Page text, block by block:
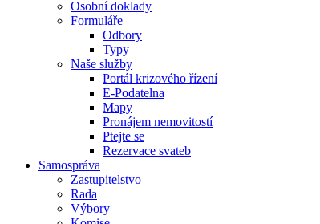
Osobní doklady
Formuláře
Odbory
Typy
Naše služby
Portál krizového řízení
E-Podatelna
Mapy
Pronájem nemovitostí
Ptejte se
Rezervace svateb
Samospráva
Zastupitelstvo
Rada
Výbory